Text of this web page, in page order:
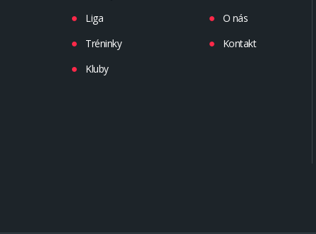
Liga
Tréninky
Kluby
O nás
Kontakt